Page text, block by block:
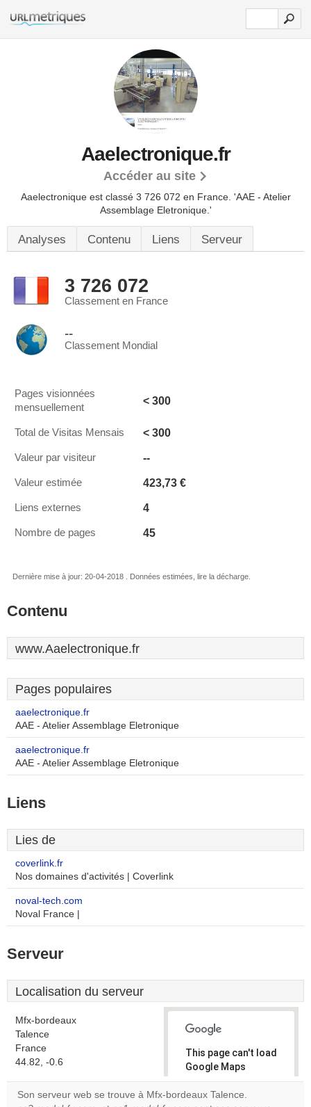
Aaelectronique.fr
Accéder au site
Aaelectronique est classé 3 726 072 en France. 'AAE - Atelier
Assemblage Eletronique.'
Analyses Contenu Liens Serveur
3 726 072
Classement en France
--
Classement Mondial
Pages visionnées
mensuellement
< 300
Total de Visitas Mensais < 300
Valeur par visiteur --
Valeur estimée 423,73 €
Liens externes 4
Nombre de pages 45
Dernière mise à jour: 20-04-2018 . Données estimées, lire la décharge.
Contenu
www.Aaelectronique.fr
Pages populaires
aaelectronique.fr
AAE - Atelier Assemblage Eletronique
aaelectronique.fr
AAE - Atelier Assemblage Eletronique
Liens
Lies de
coverlink.fr
Nos domaines d'activités | Coverlink
noval-tech.com
Noval France |
Serveur
Localisation du serveur
Mfx-bordeaux
Talence
France
44.82, -0.6
This page can't load
Google Maps
correctly.
Son serveur web se trouve à Mfx-bordeaux Talence.